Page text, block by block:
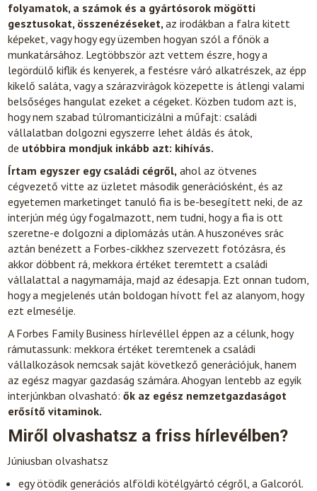
folyamatok, a számok és a gyártósorok mögötti
gesztusokat, összenézéseket,az irodákban a falra kitett
képeket, vagy hogy egy üzemben hogyan szól a főnök a
munkatársához. Legtöbbször azt vettem észre, hogy a
legördülő kiflik és kenyerek, a festésre váró alkatrészek, az épp
kikelő saláta, vagy a szárazvirágok közepette is átlengi valami
belsőséges hangulat ezeket a cégeket. Közben tudom azt is,
hogy nem szabad túlromanticizálni a műfajt: családi
vállalatban dolgozni egyszerre lehet áldás és átok,
de utóbbira mondjuk inkább azt: kihívás.
Írtam egyszer egy családi cégről, ahol az ötvenes
cégvezető vitte az üzletet második generációsként, és az
egyetemen marketinget tanuló fia is be-besegített neki, de az
interjún még úgy fogalmazott, nem tudni, hogy a fia is ott
szeretne-e dolgozni a diplomázás után. A huszonéves srác
aztán benézett a Forbes-cikkhez szervezett fotózásra, és
akkor döbbent rá, mekkora értéket teremtett a családi
vállalattal a nagymamája, majd az édesapja. Ezt onnan tudom,
hogy a megjelenés után boldogan hívott fel az alanyom, hogy
ezt elmesélje.
A Forbes Family Business hírlevéllel éppen az a célunk, hogy
rámutassunk: mekkora értéket teremtenek a családi
vállalkozások nemcsak saját következő generációjuk, hanem
az egész magyar gazdaság számára. Ahogyan lentebb az egyik
interjúnkban olvasható:ők az egész nemzetgazdaságot
erősítő vitaminok.
Miről olvashatsz a friss hírlevélben?
Júniusban olvashatsz
egy ötödik generációs alföldi kötélgyártó cégről, a Galcoról.